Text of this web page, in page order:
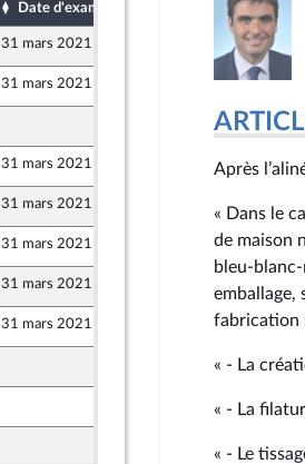
Date d'examen Date de dépôt
31 mars 2021
31 mars 2021 25 mars 2021
25 mars 2021
31 mars 2021 22 mars 2021
31 mars 2021
31 mars 2021 23 mars 2021
31 mars 2021
31 mars 2021 25 mars 2021
24 mars 2021
22 mars 2021
Après
« Dans le
de maison
bleu-
emballage,
fabrication
« - La
« - La
« - Le